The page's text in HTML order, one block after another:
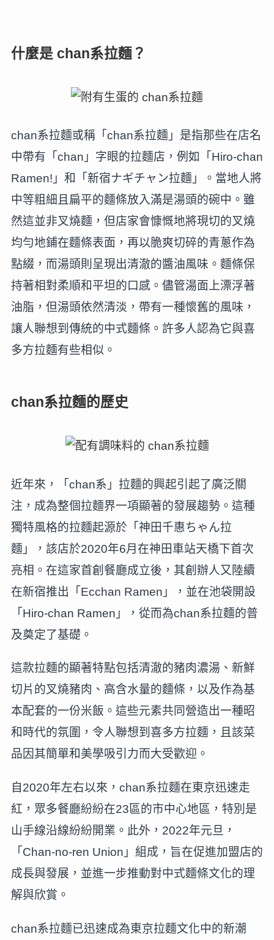
什麼是 chan系拉麵？
chan系拉麵或稱「chan系拉麵」是指那些在店名
中帶有「chan」字眼的拉麵店，例如「Hiro-chan
Ramen!」和「新宿ナギチャン拉麵」。當地人將
中等粗細且扁平的麵條放入滿是湯頭的碗中。雖
然這並非叉燒麵，但店家會慷慨地將現切的叉燒
均勻地鋪在麵條表面，再以脆爽切碎的青蔥作為
點綴，而湯頭則呈現出清澈的醬油風味。麵條保
持著相對柔順和平坦的口感。儘管湯面上漂浮著
油脂，但湯頭依然清淡，帶有一種懷舊的風味，
讓人聯想到傳統的中式麵條。許多人認為它與喜
多方拉麵有些相似。
chan系拉麵的歷史
近年來，「chan系」拉麵的興起引起了廣泛關
注，成為整個拉麵界一項顯著的發展趨勢。這種
獨特風格的拉麵起源於「神田千惠ちゃん拉
麵」，該店於2020年6月在神田車站天橋下首次
亮相。在這家首創餐廳成立後，其創辦人又陸續
在新宿推出「Ecchan Ramen」，並在池袋開設
「Hiro-chan Ramen」，從而為chan系拉麵的普
及奠定了基礎。
這款拉麵的顯著特點包括清澈的豬肉濃湯、新鮮
切片的叉燒豬肉、高含水量的麵條，以及作為基
本配套的一份米飯。這些元素共同營造出一種昭
和時代的氛圍，令人聯想到喜多方拉麵，且該菜
品因其簡單和美學吸引力而大受歡迎。
自2020年左右以來，chan系拉麵在東京迅速走
紅，眾多餐廳紛紛在23區的市中心地區，特別是
山手線沿線紛紛開業。此外，2022年元旦，
「Chan-no-ren Union」組成，旨在促進加盟店的
成長與發展，並進一步推動對中式麵條文化的理
解與欣賞。
chan系拉麵已迅速成為東京拉麵文化中的新潮